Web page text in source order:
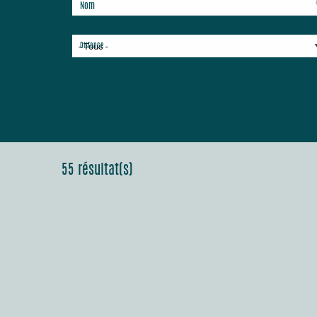
Nom
Distance
55 résultat(s)